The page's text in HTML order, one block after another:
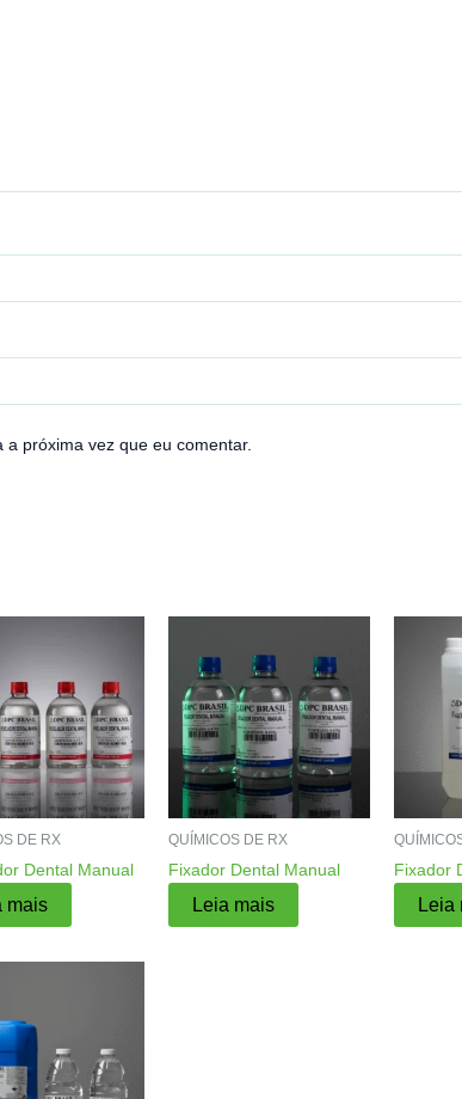
próxima vez que eu comentar.
DE RX
Dental Manual
mais
QUÍMICOS DE RX
Fixador Dental Manual
Leia mais
Fixador
Leia